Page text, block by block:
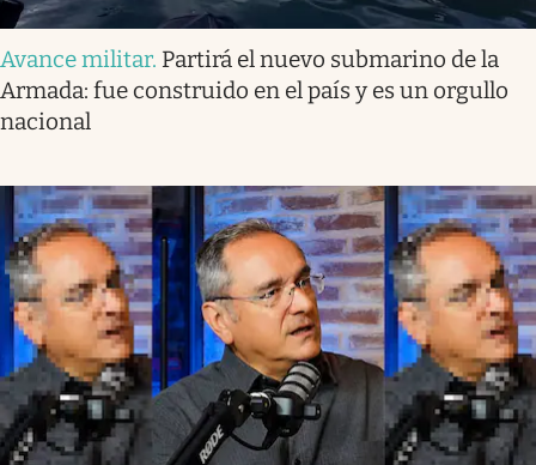
Avance militar. Partirá el nuevo submarino de la
Armada: fue construido en el país y es un orgullo
nacional